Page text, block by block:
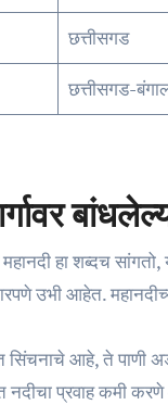
छत्तीसगड
छत्तीसगड-
हा शब्दच
उभी आहेत.
आहे, ते पाणी
प्रवाह कमी